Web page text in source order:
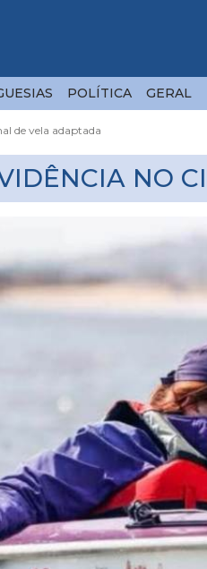
POLÍTICA GERAL
de vela adaptada
NO